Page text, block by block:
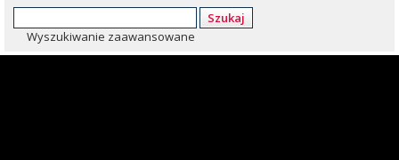
Szukaj
Wyszukiwanie zaawansowane